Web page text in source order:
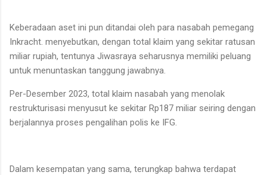
Keberadaan aset ini pun ditandai oleh para nasabah pemegang
Inkracht. menyebutkan, dengan total klaim yang sekitar ratusan
miliar rupiah, tentunya Jiwasraya seharusnya memiliki peluang
untuk menuntaskan tanggung jawabnya.
Per-Desember 2023, total klaim nasabah yang menolak
restrukturisasi menyusut ke sekitar Rp187 miliar seiring dengan
berjalannya proses pengalihan polis ke IFG.
Dalam kesempatan yang sama, terungkap bahwa terdapat